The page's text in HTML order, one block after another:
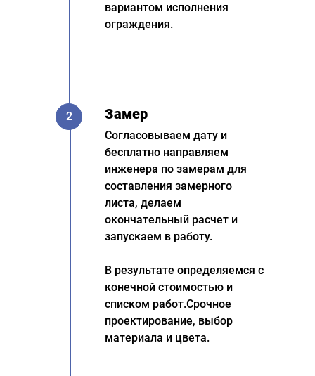
вариантом исполнения
ограждения.
2 Замер
Согласовываем дату и
бесплатно направляем
инженера по замерам для
составления замерного
листа, делаем
окончательный расчет и
запускаем в работу.
В результате определяемся с
конечной стоимостью и
списком работ.Срочное
проектирование, выбор
материала и цвета.